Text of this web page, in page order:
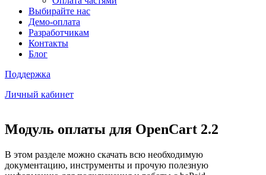
Выбирайте нас
Демо-оплата
Разработчикам
Контакты
Блог
Поддержка
Личный кабинет
Модуль оплаты для OpenCart 2.2
В этом разделе можно скачать всю необходимую
документацию, инструменты и прочую полезную